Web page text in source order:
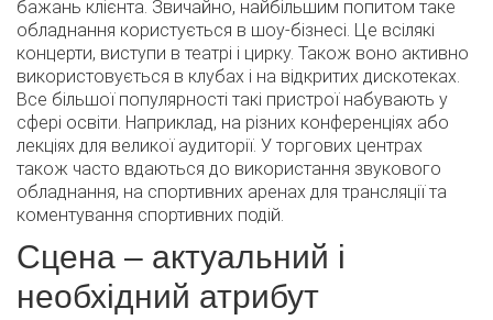
бажань клієнта. Звичайно, найбільшим попитом таке
обладнання користується в шоу-бізнесі. Це всілякі
концерти, виступи в театрі і цирку. Також воно активно
використовується в клубах і на відкритих дискотеках.
Все більшої популярності такі пристрої набувають у
сфері освіти. Наприклад, на різних конференціях або
лекціях для великої аудиторії. У торгових центрах
також часто вдаються до використання звукового
обладнання, на спортивних аренах для трансляції та
коментування спортивних подій.
Сцена – актуальний і
необхідний атрибут